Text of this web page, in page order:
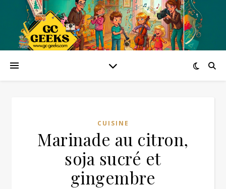
CUISINE
Marinade au citron,
soja sucré et
gingembre